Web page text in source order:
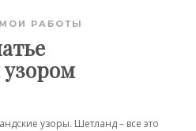
МОИ РАБОТЫ
узоры. Шетланд – все это